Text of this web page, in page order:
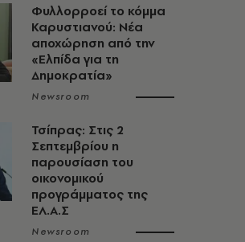
Φυλλορροεί το κόμμα
Καρυστιανού: Νέα
αποχώρηση από την
«Ελπίδα για τη
Δημοκρατία»
Newsroom
Τσίπρας: Στις 2
Σεπτεμβρίου η
παρουσίαση του
οικονομικού
προγράμματος της
ΕΛ.Α.Σ
Newsroom